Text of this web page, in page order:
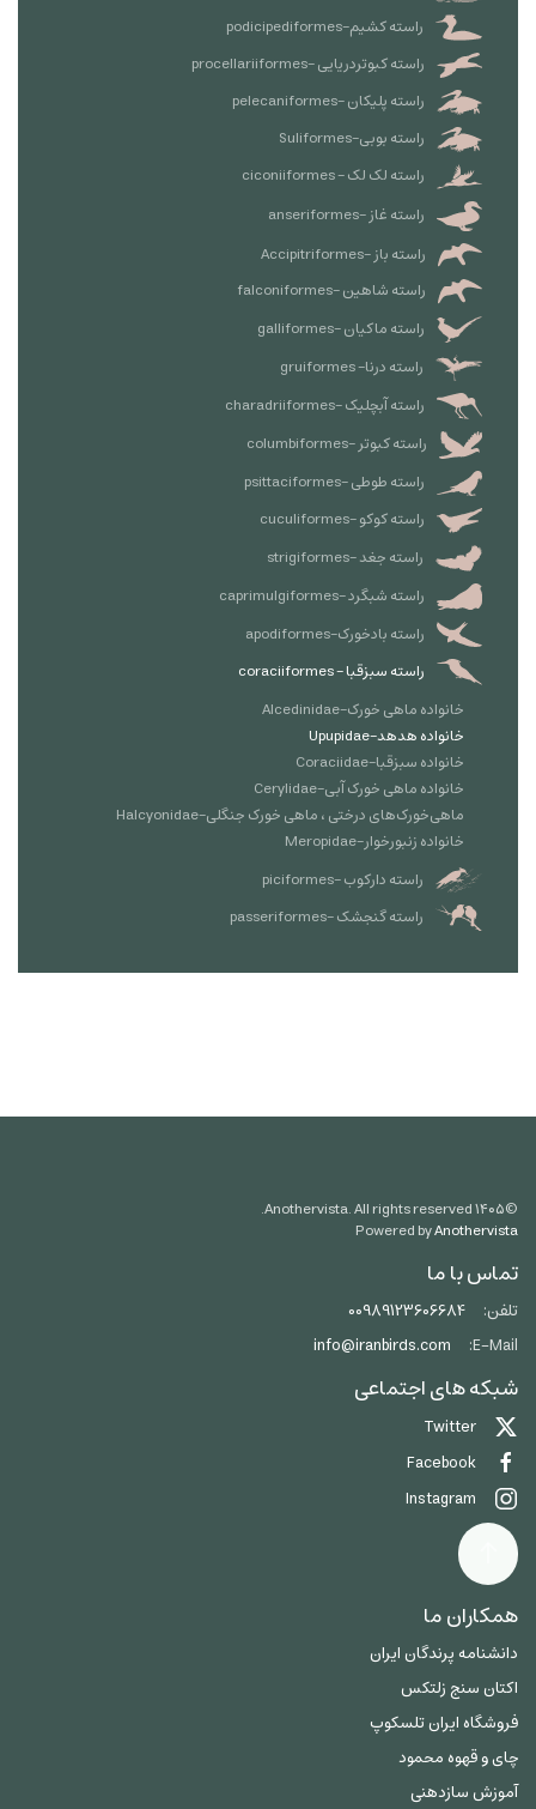
راسته کشیم-podicipediformes
راسته کبوتردریایی -procellariiformes
راسته پلیکان -pelecaniformes
راسته بوبی-Suliformes
راسته لک لک - ciconiiformes
راسته غاز -anseriformes
راسته باز -Accipitriformes
راسته شاهین -falconiformes
راسته ماکیان -galliformes
راسته درنا- gruiformes
راسته آبچلیک -charadriiformes
راسته کبوتر -columbiformes
راسته طوطی -psittaciformes
راسته کوکو -cuculiformes
راسته جغد -strigiformes
راسته شبگرد -caprimulgiformes
راسته بادخورک-apodiformes
راسته سبزقبا - coraciiformes
خانواده ماهی خورک-Alcedinidae
خانواده هدهد-Upupidae
خانواده سبزقبا-Coraciidae
خانواده ماهی خورک آبی-Cerylidae
ماهی‌خورک‌های درختی ، ماهی خورک جنگلی-Halcyonidae
خانواده زنبورخوار-Meropidae
راسته دارکوب -piciformes
راسته گنجشک -passeriformes
©۱۴۰۵
Powered byAnothervista
تماس با ما
تلفن:
00989123606684
E-Mail:
info@iranbirds.com
شبکه های اجتماعی
Twitter
Facebook
Instagram
همکاران ما
دانشنامه پرندگان ایران
اکتان سنج زلتکس
فروشگاه ایران تلسکوپ
چای و قهوه محمود
آموزش سازدهنی